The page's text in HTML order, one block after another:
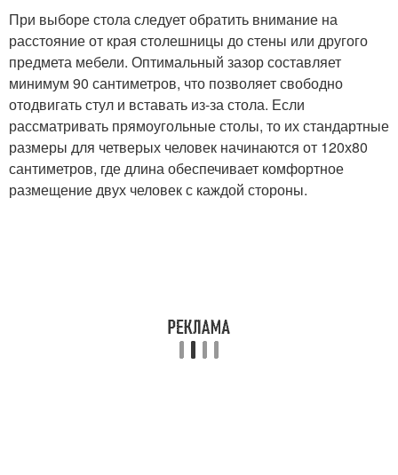
При выборе стола следует обратить внимание на
расстояние от края столешницы до стены или другого
предмета мебели. Оптимальный зазор составляет
минимум 90 сантиметров, что позволяет свободно
отодвигать стул и вставать из-за стола. Если
рассматривать прямоугольные столы, то их стандартные
размеры для четверых человек начинаются от 120х80
сантиметров, где длина обеспечивает комфортное
размещение двух человек с каждой стороны.